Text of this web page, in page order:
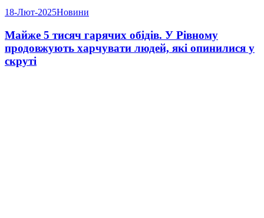
18-Лют-2025Новини
Майже 5 тисяч гарячих обідів. У Рівному
продовжують харчувати людей, які опинилися у
скруті